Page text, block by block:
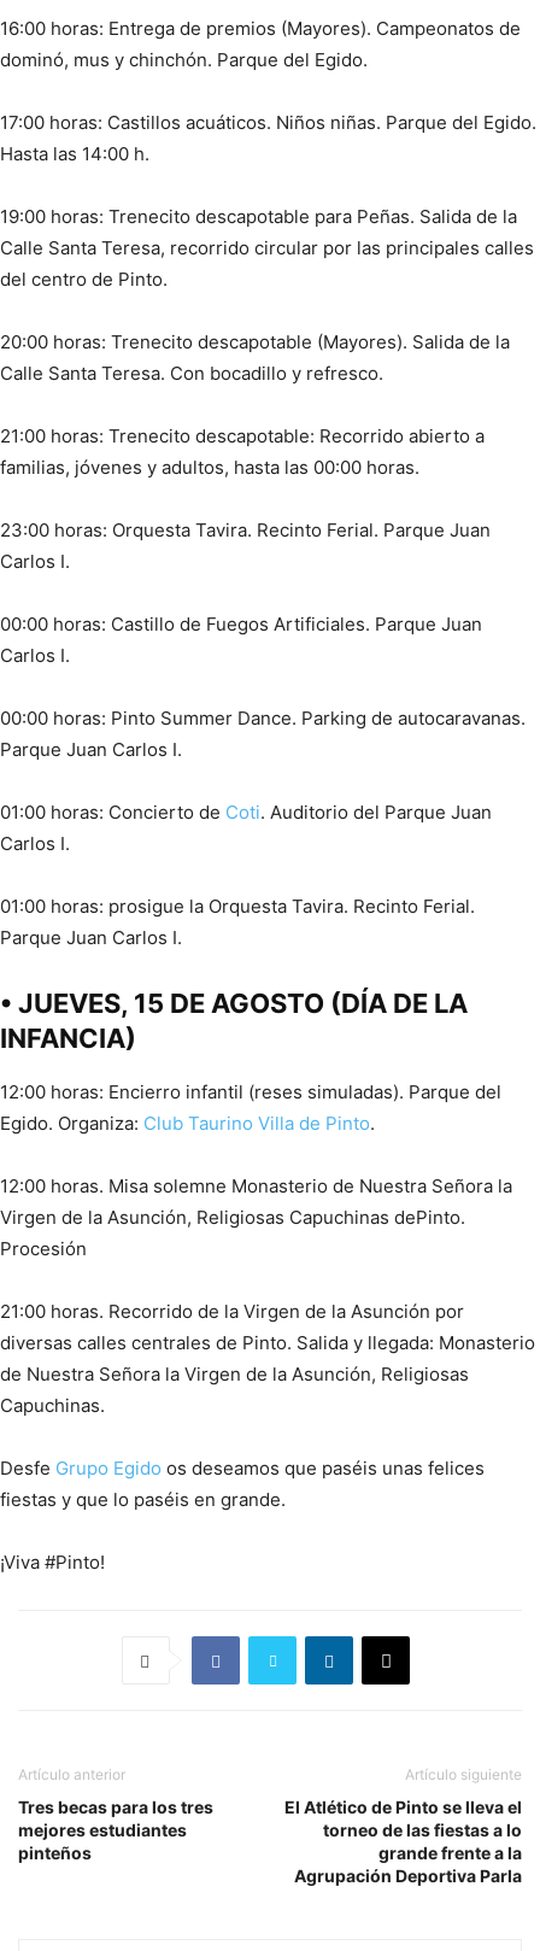
16:00 horas: Entrega de premios (Mayores). Campeonatos de
dominó, mus y chinchón. Parque del Egido.
17:00 horas: Castillos acuáticos. Niños niñas. Parque del Egido.
Hasta las 14:00 h.
19:00 horas: Trenecito descapotable para Peñas. Salida de la
Calle Santa Teresa, recorrido circular por las principales calles
del centro de Pinto.
20:00 horas: Trenecito descapotable (Mayores). Salida de la
Calle Santa Teresa. Con bocadillo y refresco.
21:00 horas: Trenecito descapotable: Recorrido abierto a
familias, jóvenes y adultos, hasta las 00:00 horas.
23:00 horas: Orquesta Tavira. Recinto Ferial. Parque Juan
Carlos I.
00:00 horas: Castillo de Fuegos Artificiales. Parque Juan
Carlos I.
00:00 horas: Pinto Summer Dance. Parking de autocaravanas.
Parque Juan Carlos I.
01:00 horas: Concierto de Coti. Auditorio del Parque Juan
Carlos I.
01:00 horas: prosigue la Orquesta Tavira. Recinto Ferial.
Parque Juan Carlos I.
• JUEVES, 15 DE AGOSTO (DÍA DE LA
INFANCIA)
12:00 horas: Encierro infantil (reses simuladas). Parque del
Egido. Organiza: Club Taurino Villa de Pinto.
12:00 horas. Misa solemne Monasterio de Nuestra Señora la
Virgen de la Asunción, Religiosas Capuchinas dePinto.
Procesión
21:00 horas. Recorrido de la Virgen de la Asunción por
diversas calles centrales de Pinto. Salida y llegada: Monasterio
de Nuestra Señora la Virgen de la Asunción, Religiosas
Capuchinas.
Desfe Grupo Egido os deseamos que paséis unas felices
fiestas y que lo paséis en grande.
¡Viva #Pinto!
Artículo anterior
Tres becas para los tres
mejores estudiantes
pinteños
Artículo siguiente
El Atlético de Pinto se lleva el
torneo de las fiestas a lo
grande frente a la
Agrupación Deportiva Parla